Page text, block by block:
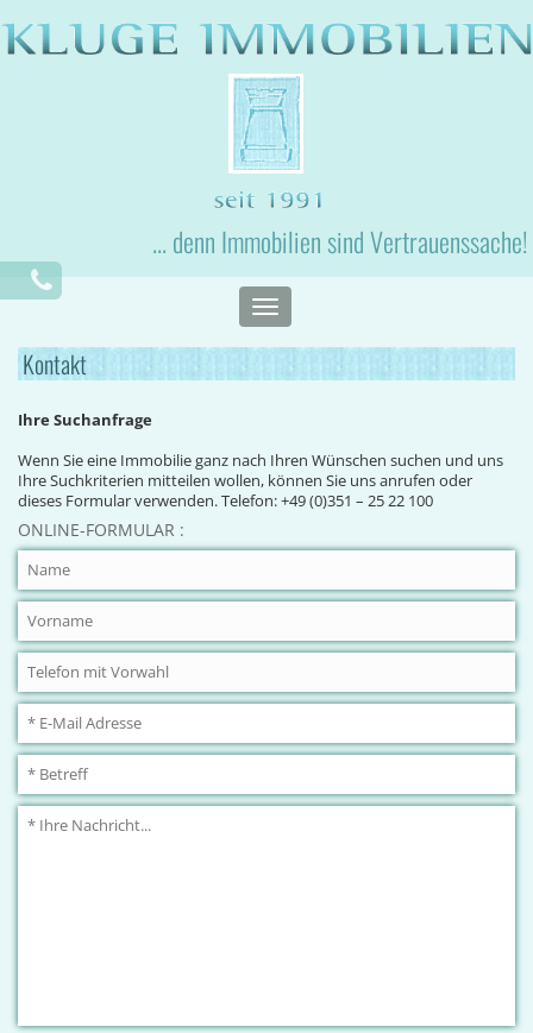
... denn Immobilien sind Vertrauenssache!
Toggle
navigation
Kontakt
Ihre Suchanfrage
Wenn Sie eine Immobilie ganz nach Ihren Wünschen suchen und uns
Ihre Suchkriterien mitteilen wollen, können Sie uns anrufen oder
dieses Formular verwenden. Telefon: +49 (0)351 – 25 22 100
ONLINE-FORMULAR :